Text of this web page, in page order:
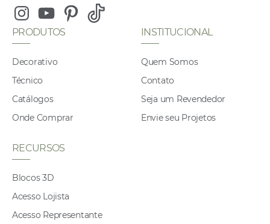
InstagramYoutubePinterest
Tiktok
PRODUTOS
Decorativo
Técnico
Catálogos
Onde Comprar
INSTITUCIONAL
Quem Somos
Contato
Seja um Revendedor
Envie seu Projetos
RECURSOS
Blocos 3D
Acesso Lojista
Acesso Representante